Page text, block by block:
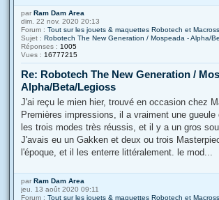
par Ram Dam Area
dim. 22 nov. 2020 20:13
Forum : Tout sur les jouets & maquettes Robotech et Macross
Sujet : Robotech The New Generation / Mospeada - Alpha/
Réponses : 1005
Vues : 16777215
Re: Robotech The New Generation /
Alpha/Beta/Legioss
J'ai reçu le mien hier, trouvé en occasion chez
Premières impressions, il a vraiment une gueule
les trois modes très réussis, et il y a un gros
J'avais eu un Gakken et deux ou trois
l'époque, et il les enterre littéralement. le mod...
par Ram Dam Area
jeu. 13 août 2020 09:11
Forum : Tout sur les jouets & maquettes Robotech et Macross